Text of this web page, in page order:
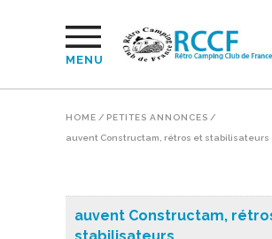
MENU
HOME / PETITES ANNONCES /
auvent Constructam, rétros et stabilisateurs
auvent Constructam,